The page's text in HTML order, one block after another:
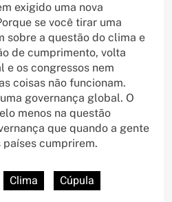
exigido uma nova
se você tirar uma
sobre a questão do clima e
de cumprimento, volta
e os congressos nem
coisas não funcionam.
governança global. O
menos na questão
que quando a gente
cumprirem.
Clima
Cúpula